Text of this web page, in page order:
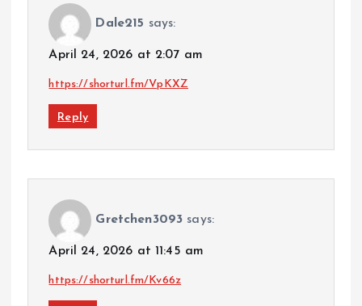
Dale215 says:
April 24, 2026 at 2:07 am
https://shorturl.fm/VpKXZ
Reply
Gretchen3093 says:
April 24, 2026 at 11:45 am
https://shorturl.fm/Kv66z